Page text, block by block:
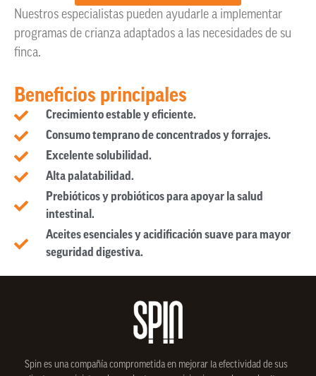
Nuestros especialistas pueden ayudarle a implementar
programas de crianza adaptados a las necesidades de su
finca.
Beneficios principales
Crecimiento estable y eficiente.
Consumo temprano de concentrados y forrajes.
Excelente solubilidad.
Alta palatabilidad.
Prebióticos y probióticos para apoyar la salud
intestinal.
Aceites esenciales y acidificación suave para mayor
seguridad digestiva.
Spin es una compañía comprometida en mejorar la efectividad de sus